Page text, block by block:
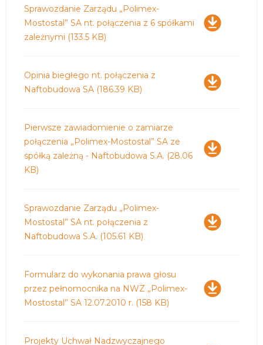
Pobierz
Sprawozdanie Zarządu „Polimex-
Mostostal” SA nt. połączenia z 6 spółkami
zależnymi (133.5 KB)
Pobierz
Opinia biegłego nt. połączenia z
Naftobudowa SA (186.39 KB)
Pobierz
Pierwsze zawiadomienie o zamiarze
połączenia „Polimex-Mostostal” SA ze
spółką zależną - Naftobudowa S.A. (28.06
KB)
Pobierz
Sprawozdanie Zarządu „Polimex-
Mostostal” SA nt. połączenia z
Naftobudowa S.A. (105.61 KB)
Pobierz
Formularz do wykonania prawa głosu
przez pełnomocnika na NWZ „Polimex-
Mostostal” SA 12.07.2010 r. (158 KB)
Pobierz
Projekty Uchwał Nadzwyczajnego